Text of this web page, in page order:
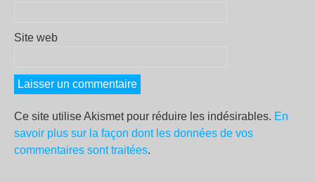
Site web
Ce site utilise Akismet pour réduire les indésirables. En
savoir plus sur la façon dont les données de vos
commentaires sont traitées.